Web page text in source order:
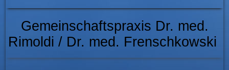
Gemeinschaftspraxis Dr. med.
Rimoldi / Dr. med. Frenschkowski